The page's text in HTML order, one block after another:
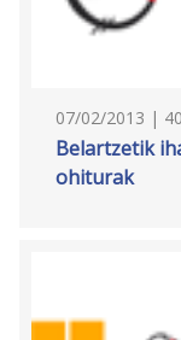
07/02/2013 |
Belartzetik
ohiturak